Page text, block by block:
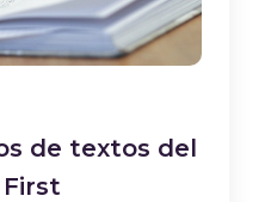
de textos del